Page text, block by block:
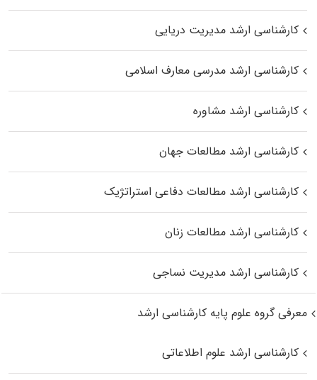
کارشناسی ارشد مدیریت دریایی
کارشناسی ارشد مدرسی معارف اسلامی
کارشناسی ارشد مشاوره
کارشناسی ارشد مطالعات جهان
کارشناسی ارشد مطالعات دفاعی استراتژیک
کارشناسی ارشد مطالعات زنان
کارشناسی ارشد مدیریت نساجی
معرفی گروه علوم پایه کارشناسی ارشد
کارشناسی ارشد علوم اطلاعاتی